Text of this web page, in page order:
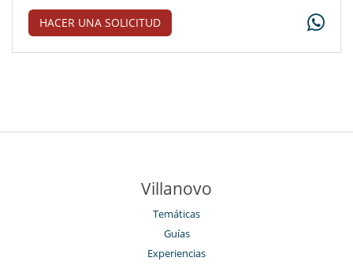
HACER UNA SOLICITUD
Villanovo
Temáticas
Guías
Experiencias